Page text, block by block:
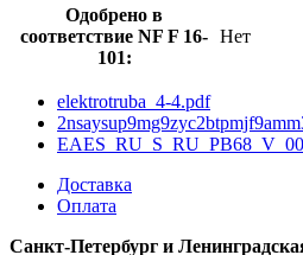
Одобрено в
соответствие NF F 16-
101:
Нет
elektrotruba_4-4.pdf
Доставка
Оплата
Санкт-Петербург и